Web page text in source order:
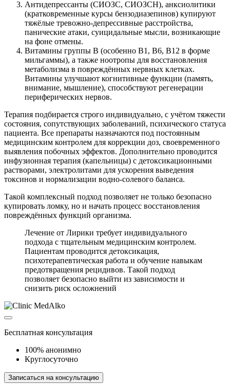
Антидепрессанты (СИОЗС, СИОЗСН), анксиолитики
(кратковременные курсы бензодиазепинов) купируют
тяжёлые тревожно-депрессивные расстройства,
панические атаки, суицидальные мысли, возникающие
на фоне отмены.
Витамины группы В (особенно В1, В6, В12 в форме
мильгаммы), а также ноотропы для восстановления
метаболизма в повреждённых нервных клетках.
Витамины улучшают когнитивные функции (память,
внимание, мышление), способствуют регенерации
периферических нервов.
Терапия подбирается строго индивидуально, с учётом тяжести
состояния, сопутствующих заболеваний, психического статуса
пациента. Все препараты назначаются под постоянным
медицинским контролем для коррекции доз, своевременного
выявления побочных эффектов. Дополнительно проводится
инфузионная терапия (капельницы) с детоксикационными
растворами, электролитами для ускорения выведения
токсинов и нормализации водно-солевого баланса.
Такой комплексный подход позволяет не только безопасно
купировать ломку, но и начать процесс восстановления
повреждённых функций организма.
Лечение от Лирики требует индивидуального
подхода с тщательным медицинским контролем.
Пациентам проводится детоксикация,
психотерапевтическая работа и обучение навыкам
предотвращения рецидивов. Такой подход
позволяет безопасно выйти из зависимости и
снизить риск осложнений
Бесплатная консультация
100% анонимно
Круглосуточно
Записаться на консультацию